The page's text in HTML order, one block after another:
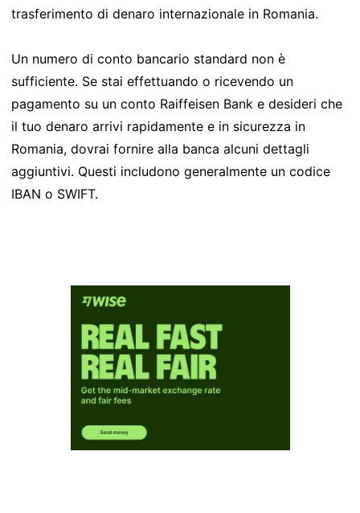
trasferimento di denaro internazionale in Romania.
Un numero di conto bancario standard non è
sufficiente. Se stai effettuando o ricevendo un
pagamento su un conto Raiffeisen Bank e desideri che
il tuo denaro arrivi rapidamente e in sicurezza in
Romania, dovrai fornire alla banca alcuni dettagli
aggiuntivi. Questi includono generalmente un codice
IBAN o SWIFT.